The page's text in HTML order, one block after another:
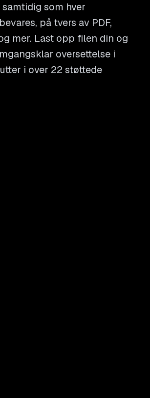
som hver
på tvers av PDF,
mer. Last opp filen din og
oversettelse i
i over 22 støttede